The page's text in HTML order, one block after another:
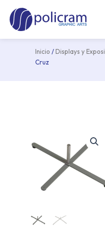
contenido
Inicio /Displays y
Cruz